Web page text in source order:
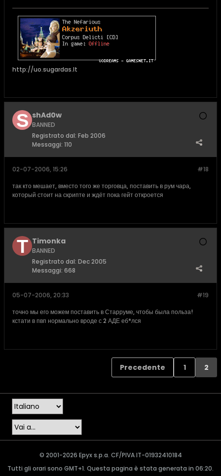
http://uo.sugardas.lt
shAd0w
BANNED
Registrato dal: Feb 2006
Messaggi: 110
#18
02-07-2006, 15:26
так кто мешает, вместо того же торговца, поставить в рум чара,
который стоит на скрипте и ждёт пока гейт откроется
Timonka
BANNED
Registrato dal: Dec 2005
Messaggi: 668
#19
05-07-2006, 20:33
точно мы его можем поставить в Старруме, чтобы была польза!
кстати в пвп нормально вроде с 2 АДЕ еб*лся
Precedente 1 2
© 2001-2026 Epyx s.p.a. CF/PIVA IT-01932410184
Tutti gli orari sono GMT+1. Questa pagina è stata generata in 06:20.